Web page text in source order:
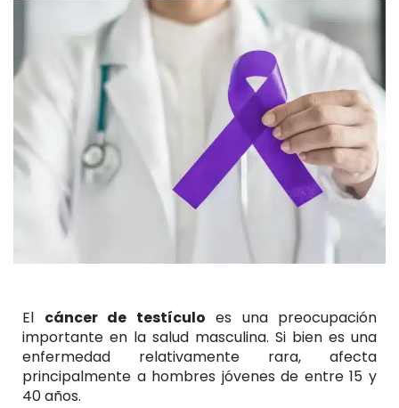
El cáncer de testículo es una preocupación
importante en la salud masculina. Si bien es una
enfermedad relativamente rara, afecta
principalmente a hombres jóvenes de entre 15 y
40 años.